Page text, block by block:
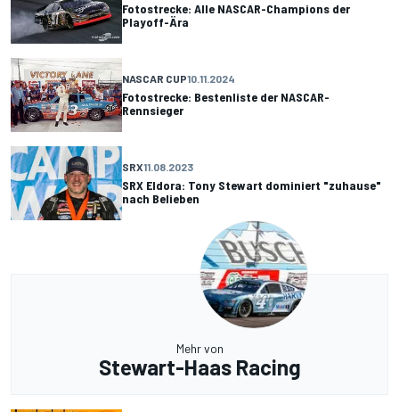
Fotostrecke: Alle NASCAR-Champions der
Playoff-Ära
NASCAR CUP10.11.2024
Fotostrecke: Bestenliste der NASCAR-
Rennsieger
SRX11.08.2023
SRX Eldora: Tony Stewart dominiert "zuhause"
nach Belieben
Mehr von
Stewart-Haas Racing